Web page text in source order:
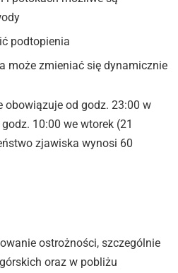
podtopienia
może zmieniać się dynamicznie
obowiązuje od godz. 23:00 w
10:00 we wtorek (21
zjawiska wynosi 60
ostrożności, szczególnie
oraz w pobliżu